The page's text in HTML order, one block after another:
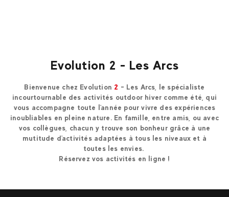
Evolution 2 - Les Arcs
Bienvenue chez Evolution 2 - Les Arcs, le spécialiste
incourtournable des activités outdoor hiver comme été, qui
vous accompagne toute l'année pour vivre des expériences
inoubliables en pleine nature. En famille, entre amis, ou avec
vos collègues, chacun y trouve son bonheur grâce à une
mutitude d'activités adaptées à tous les niveaux et à
toutes les envies.
Réservez vos activités en ligne !